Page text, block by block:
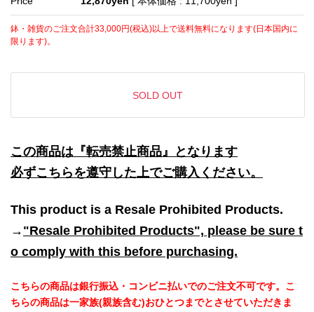
鉢・雑貨のご注文合計33,000円(税込)以上で送料無料になります(日本国内に
限ります)。
SOLD OUT
SOLD OUT
この商品は『転売禁止商品』となります
必ずこちらを遵守した上でご購入ください。
This product is a Resale Prohibited Products.
→ "Resale Prohibited Products", please be sure t
o comply with this before purchasing.
こちらの商品は銀行振込・コンビニ払いでのご注文不可です。こ
ちらの商品は一家族(親族含む)おひとつまでとさせていただきま